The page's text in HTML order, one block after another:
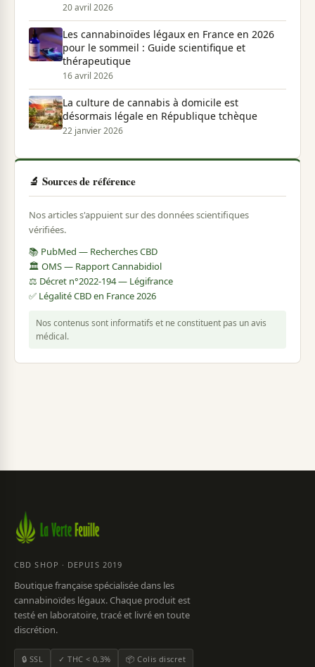
20 avril 2026
Les cannabinoïdes légaux en France en 2026
pour le sommeil : Guide scientifique et
thérapeutique
16 avril 2026
La culture de cannabis à domicile est
désormais légale en République tchèque
22 janvier 2026
🔬 Sources de référence
Nos articles s'appuient sur des données scientifiques
vérifiées.
📚 PubMed — Recherches CBD
🏛️ OMS — Rapport Cannabidiol
⚖️ Décret n°2022-194 — Légifrance
✅ Légalité CBD en France 2026
Nos contenus sont informatifs et ne constituent pas un avis
médical.
CBD SHOP · DEPUIS 2019
Boutique française spécialisée dans les
cannabinoïdes légaux. Chaque produit est
testé en laboratoire, tracé et livré en toute
discrétion.
🔒 SSL ✓ THC < 0,3%
📦 Colis discret